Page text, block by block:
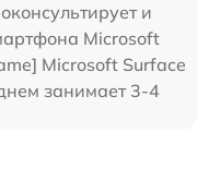
и
Microsoft
Microsoft Surface
занимает 3-4